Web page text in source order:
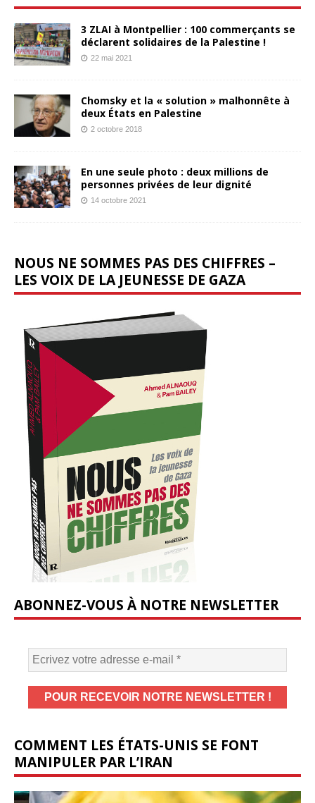
3 ZLAI à Montpellier : 100 commerçants se
déclarent solidaires de la Palestine !
22 mai 2021
Chomsky et la « solution » malhonnête à
deux États en Palestine
2 octobre 2018
En une seule photo : deux millions de
personnes privées de leur dignité
14 octobre 2021
NOUS NE SOMMES PAS DES CHIFFRES –
LES VOIX DE LA JEUNESSE DE GAZA
ABONNEZ-VOUS À NOTRE NEWSLETTER
COMMENT LES ÉTATS-UNIS SE FONT
MANIPULER PAR L’IRAN